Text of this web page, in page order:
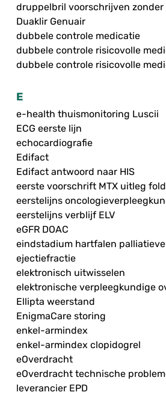
druppelbril voorschrijven zonder
Duaklir Genuair
dubbele controle medicatie
dubbele controle risicovolle
dubbele controle risicovolle
E
e-health thuismonitoring Luscii
ECG eerste lijn
echocardiografie
Edifact
Edifact antwoord naar HIS
eerste voorschrift MTX uitleg
eerstelijns
eerstelijns verblijf ELV
eGFR DOAC
eindstadium hartfalen
ejectiefractie
elektronisch uitwisselen
elektronische verpleegkundige
Ellipta weerstand
EnigmaCare storing
enkel-armindex
enkel-armindex clopidogrel
eOverdracht
eOverdracht technische
leverancier EPD